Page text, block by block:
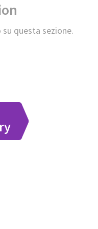
questa sezione.